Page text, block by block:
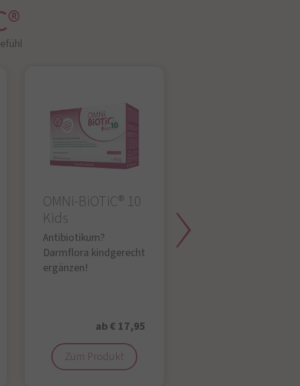
OMNi-BiOTiC® 10
Kids
Antibiotikum?
Darmflora kindgerecht
ergänzen!
ab € 17,95
Zum Produkt